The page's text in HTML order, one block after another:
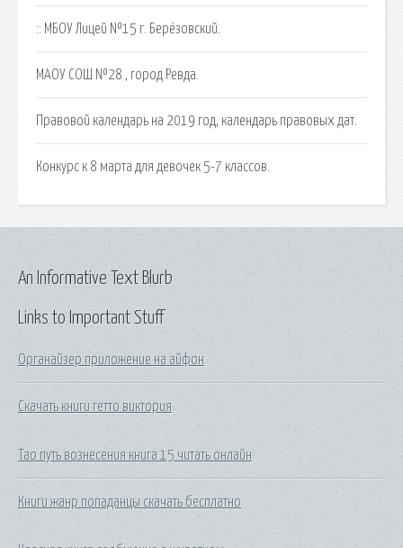
:: МБОУ Лицей №15 г. Берёзовский.
МАОУ СОШ №28 , город Ревда.
Правовой календарь на 2019 год, календарь правовых дат.
Конкурс к 8 марта для девочек 5-7 классов.
Links to Important Stuff
Органайзер приложение на айфон
Скачать книги гетто виктория
Тао путь вознесения книга 15 читать онлайн
Книги жанр попаданцы скачать бесплатно
An Informative Text Blurb